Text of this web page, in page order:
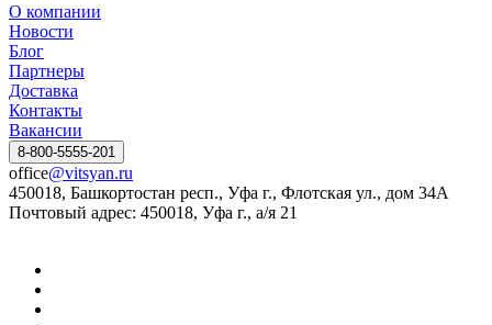
О компании
Новости
Блог
Партнеры
Доставка
Контакты
Вакансии
8-800-5555-201
office@vitsyan.ru
450018, Башкортостан респ., Уфа г., Флотская ул., дом 34А
Почтовый адрес: 450018, Уфа г., а/я 21